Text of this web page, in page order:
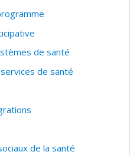
de santé
de santé
de la santé